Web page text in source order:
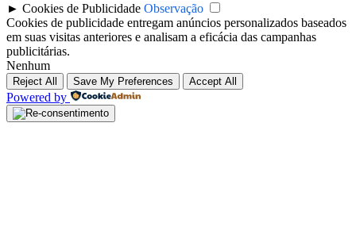
► Cookies de Publicidade Observação
Cookies de publicidade entregam anúncios personalizados baseados
em suas visitas anteriores e analisam a eficácia das campanhas
publicitárias.
Nenhum
Reject All Save My Preferences Accept All
Powered by